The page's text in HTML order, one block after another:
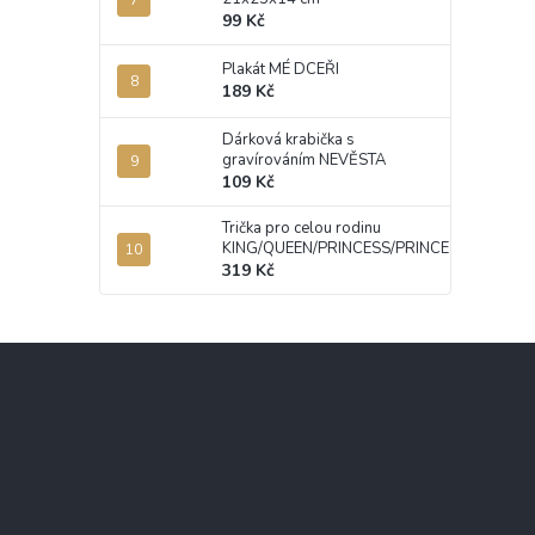
99 Kč
Plakát MÉ DCEŘI
189 Kč
Dárková krabička s
gravírováním NEVĚSTA
109 Kč
Trička pro celou rodinu
KING/QUEEN/PRINCESS/PRINCE
319 Kč